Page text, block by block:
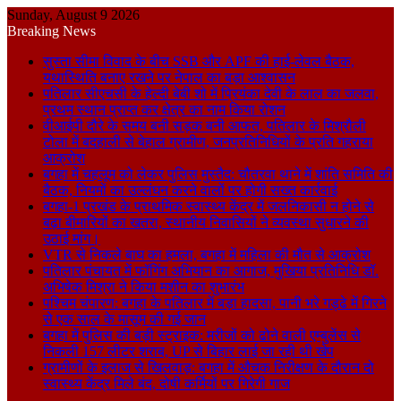
Sunday, August 9 2026
Breaking News
सुस्ता सीमा विवाद के बीच SSB और APF की हाई-लेवल बैठक,
यथास्थिति बनाए रखने पर नेपाल का बड़ा आश्वासन
पतिलार सीएचसी के हेल्दी बेबी शो में प्रियंका देवी के लाल का जलवा,
प्रथम स्थान प्राप्त कर क्षेत्र का नाम किया रोशन
वीआईपी दौरे के समय बनी सड़क बनी आफत, पतिलार के मिश्रौली
टोला में बदहाली से बेहाल ग्रामीण, जनप्रतिनिधियों के प्रति गहराया
आक्रोश
बगहा में चहलूम को लेकर पुलिस मुस्तैद: चौतरवा थाने में शांति समिति की
बैठक, नियमों का उल्लंघन करने वालों पर होगी सख्त कार्रवाई
बगहा-1 प्रखंड के प्राथमिक स्वास्थ्य केंद्र में जलनिकासी न होने से
बढ़ा बीमारियों का खतरा, स्थानीय निवासियों ने व्यवस्था सुधारने की
उठाई मांग।
VTR से निकले बाघ का हमला, बगहा में महिला की मौत से आक्रोश
पतिलार पंचायत में फॉगिंग अभियान का आगाज, मुखिया प्रतिनिधि डॉ.
अभिषेक मिश्रा ने किया मशीन का शुभारंभ
पश्चिम चंपारण: बगहा के पतिलार में बड़ा हादसा, पानी भरे गड्ढे में गिरने
से एक साल के मासूम की गई जान
बगहा में पुलिस की बड़ी स्ट्राइक: मरीजों को ढोने वाली एम्बुलेंस से
निकली 157 लीटर शराब, UP से बिहार लाई जा रही थी खेप
ग्रामीणों के इलाज से खिलवाड़: बगहा में औचक निरीक्षण के दौरान दो
स्वास्थ्य केंद्र मिले बंद, दोषी कर्मियों पर गिरेगी गाज